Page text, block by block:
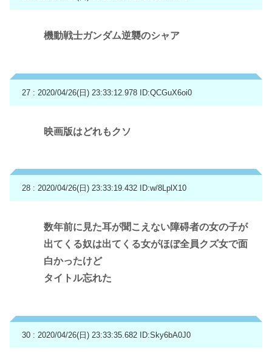
機動戦士ガンダム逆襲のシャア
27 : 2020/04/26(日) 23:33:12.978 ID:QCGuX6oi0
映画版はどれもクソ
28 : 2020/04/26(日) 23:33:19.432 ID:w/8LplX10
数年前に見た耳が聞こえない障碍者の女の子が
出てくる奴は出てくる女がほぼ全員クズ女で面
白かったけど
タイトル忘れた
30 : 2020/04/26(日) 23:33:35.682 ID:Sky6bA0J0